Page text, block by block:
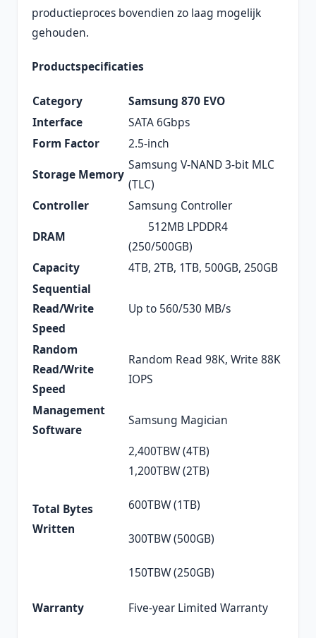
productieproces bovendien zo laag mogelijk
gehouden.
Productspecificaties
Category
Samsung 870 EVO
Interface
SATA 6Gbps
Form Factor
2.5-inch
Storage Memory
Samsung V-NAND 3-bit MLC
(TLC)
Controller
Samsung Controller
DRAM
512MB LPDDR4
(250/500GB)
Capacity
4TB, 2TB, 1TB, 500GB, 250GB
Sequential
Read/Write
Speed
Up to 560/530 MB/s
Random
Read/Write
Speed
Random Read 98K, Write 88K
IOPS
Management
Software
Samsung Magician
Total Bytes
Written
2,400TBW (4TB)
1,200TBW (2TB)
600TBW (1TB)
300TBW (500GB)
150TBW (250GB)
Warranty Five-year Limited Warranty